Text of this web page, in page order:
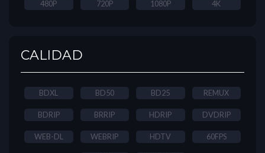
480P 720P 1080P 4K
CALIDAD
BDXL BD50 BD25 REMUX
BDRIP BRRIP HDRIP DVDRIP
WEB-DL WEBRIP HDTV 60FPS